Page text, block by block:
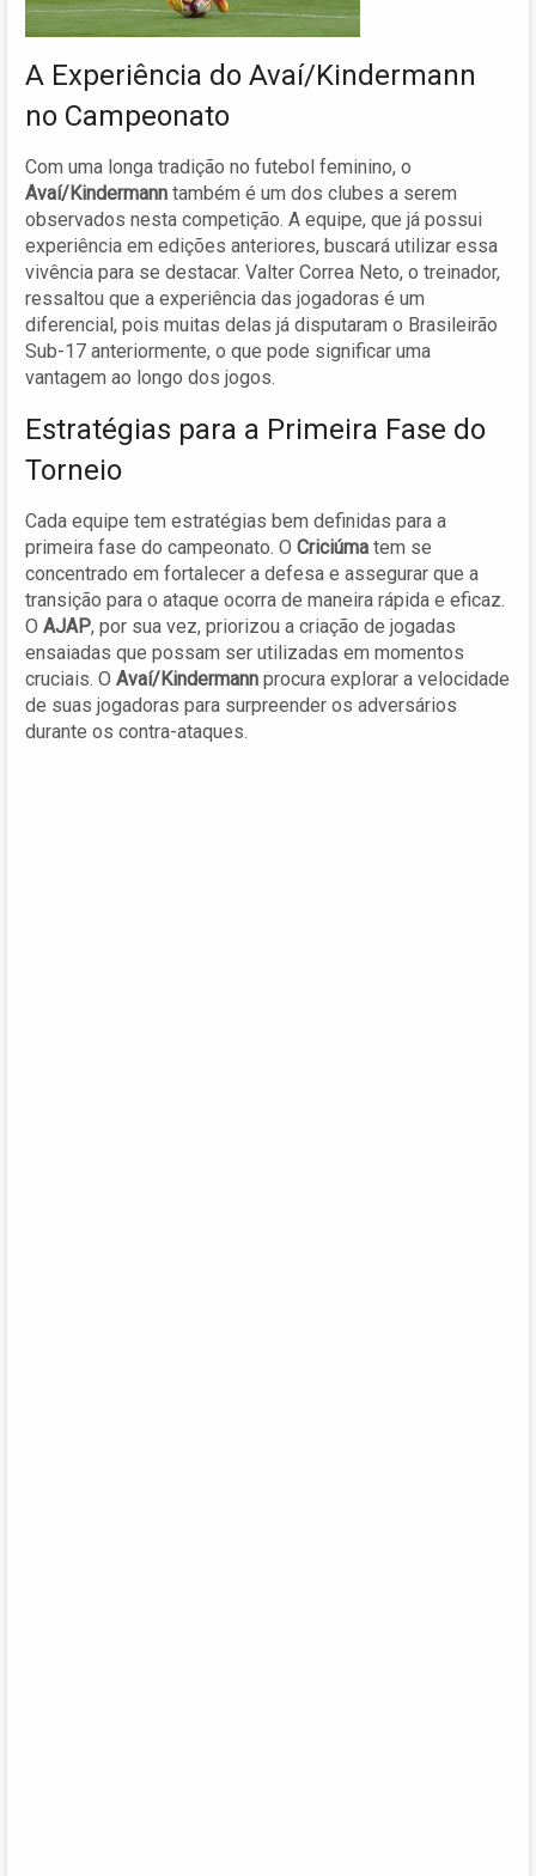
A Experiência do Avaí/Kindermann
no Campeonato
Com uma longa tradição no futebol feminino, o
Avaí/Kindermann também é um dos clubes a serem
observados nesta competição. A equipe, que já possui
experiência em edições anteriores, buscará utilizar essa
vivência para se destacar. Valter Correa Neto, o treinador,
ressaltou que a experiência das jogadoras é um
diferencial, pois muitas delas já disputaram o Brasileirão
Sub-17 anteriormente, o que pode significar uma
vantagem ao longo dos jogos.
Estratégias para a Primeira Fase do
Torneio
Cada equipe tem estratégias bem definidas para a
primeira fase do campeonato. O Criciúma tem se
concentrado em fortalecer a defesa e assegurar que a
transição para o ataque ocorra de maneira rápida e eficaz.
O AJAP, por sua vez, priorizou a criação de jogadas
ensaiadas que possam ser utilizadas em momentos
cruciais. O Avaí/Kindermann procura explorar a velocidade
de suas jogadoras para surpreender os adversários
durante os contra-ataques.